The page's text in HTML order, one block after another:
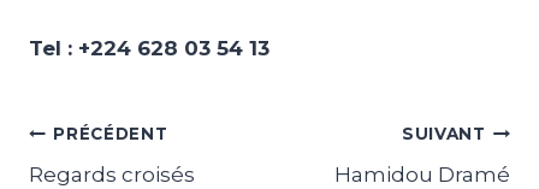
Tel : +224 628 03 54 13
PRÉCÉDENT
Regards croisés
SUIVANT
Hamidou Dramé